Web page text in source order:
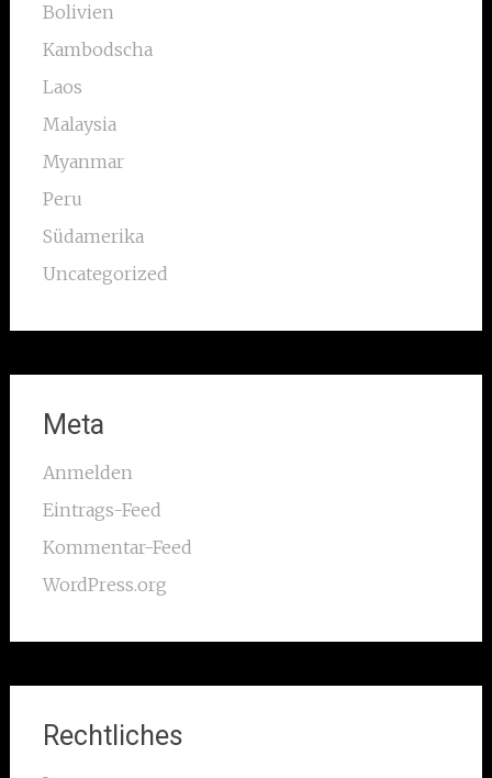
Bolivien
Kambodscha
Laos
Malaysia
Myanmar
Peru
Südamerika
Uncategorized
Meta
Anmelden
Eintrags-Feed
Kommentar-Feed
WordPress.org
Rechtliches